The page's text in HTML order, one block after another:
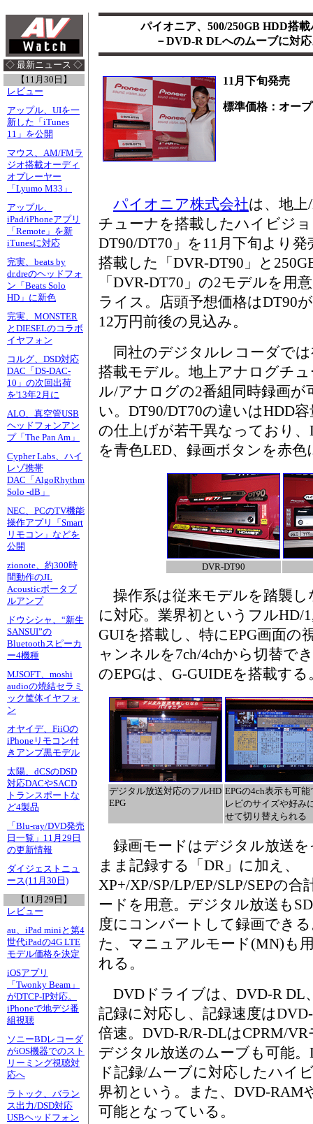
◇ 最新ニュース ◇
【11月30日】
レビュー
アップル、UIを一
新した「iTunes
11」を公開
マウス、AM/FMラ
ジオ搭載オーディ
オプレーヤー
「Lyumo M33」
アップル、
iPad/iPhoneアプリ
「Remote」を新
iTunesに対応
完実、beats by
dr.dreのヘッドフォ
ン「Beats Solo
HD」に新色
完実、MONSTER
とDIESELのコラボ
イヤフォン
コルグ、DSD対応
DAC「DS-DAC-
10」の次回出荷
を'13年2月に
ALO、真空管USB
ヘッドフォンアン
プ「The Pan Am」
Cypher Labs、ハイ
レゾ携帯
DAC「AlgoRhythm
Solo -dB」
NEC、PCのTV機能
操作アプリ「Smart
リモコン」などを
公開
zionote、約300時
間動作のJL
Acousticポータブ
ルアンプ
ドウシシャ、“新生
SANSUI”の
Bluetoothスピーカ
ー4機種
MJSOFT、moshi
audioの焼結セラミ
ック筐体イヤフォ
ン
オヤイデ、FiiOの
iPhoneリモコン付
きアンプ黒モデル
太陽、dCSのDSD
対応DACやSACD
トランスポートな
ど4製品
「Blu-ray/DVD発売
日一覧」11月29日
の更新情報
ダイジェストニュ
ース(11月30日)
【11月29日】
レビュー
au、iPad miniと第4
世代iPadの4G LTE
モデル価格を決定
iOSアプリ
「Twonky Beam」
がDTCP-IP対応。
iPhoneで地デジ番
組視聴
ソニーBDレコーダ
がiOS機器でのスト
リーミング視聴対
応へ
ラトック、バラン
ス出力/DSD対応
USBヘッドフォン
パイオニア、500/250GB HDD搭
－DVD-R DLへのムーブに対
11月下旬発売
標準価格：オー
パイオニア株式会社は、地上
チューナを搭載したハイビジ
DT90/DT70」を11月下旬より
搭載した「DVR-DT90」と
「DVR-DT70」の2モデルを用
ライス。店頭予想価格はDT90
12万円前後の見込み。
同社のデジタルレコーダで
搭載モデル。地上アナログチ
ル/アナログの2番組同時録画が
い。DT90/DT70の違いはHDD
の仕上げが若干異なっており
を青色LED、録画ボタンを赤色
DVR-DT90
操作系は従来モデルを踏襲し
に対応。業界初というフルHD/
GUIを搭載し、特にEPG画面の
ャンネルを7ch/4chから切替で
のEPGは、G-GUIDEを搭載する
デジタル放送対応のフルHD
EPG
EPGの4ch表示も可能
レビのサイズや好み
せて切り替えられる
録画モードはデジタル放送を
まま記録する「DR」に加え、
XP+/XP/SP/LP/EP/SLP/SEPの合
ードを用意。デジタル放送も
度にコンバートして録画でき
た、マニュアルモード(MN)も
れる。
DVDドライブは、DVD-R DL
記録に対応し、記録速度は
倍速。DVD-R/R-DLはCPRM/
デジタル放送のムーブも可能
ド記録/ムーブに対応したハイ
界初という。また、DVD-RAM
可能となっている。